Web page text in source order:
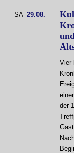
SA 29.08.
Vier
der